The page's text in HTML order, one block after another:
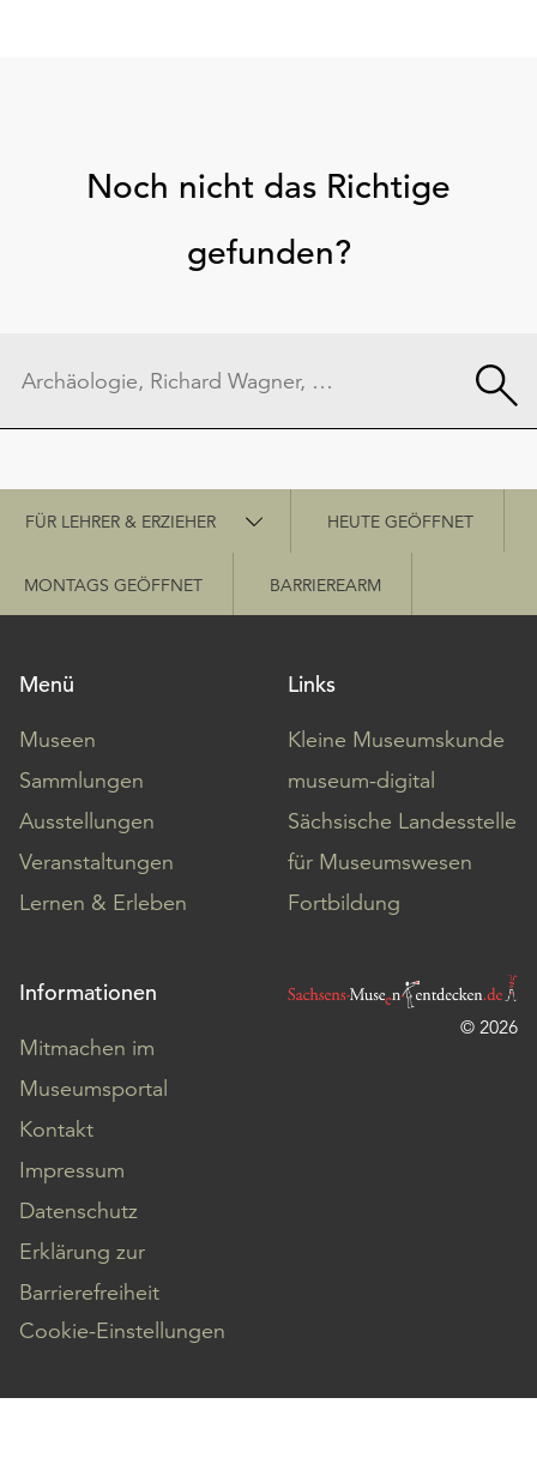
Noch nicht das Richtige
gefunden?
Schnellzugriff
FÜR LEHRER & ERZIEHER HEUTE GEÖFFNET
MONTAGS GEÖFFNET BARRIEREARM
Menü
Museen
Sammlungen
Ausstellungen
Veranstaltungen
Lernen & Erleben
Links
Kleine Museumskunde
museum-digital
Sächsische Landesstelle
für Museumswesen
Fortbildung
Informationen
Mitmachen im
Museumsportal
Kontakt
Impressum
Datenschutz
Erklärung zur
Barrierefreiheit
Cookie-Einstellungen
© 2026